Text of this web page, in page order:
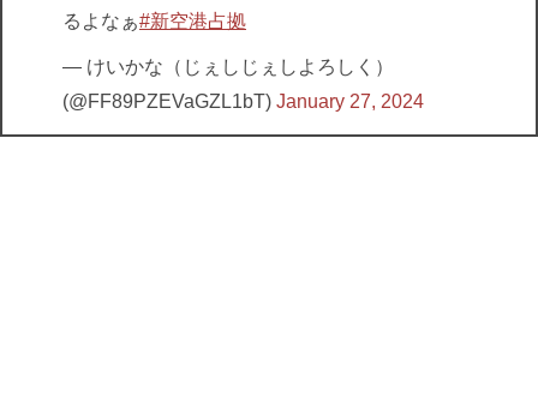
るよなぁ#新空港占拠
— けいかな（じぇしじぇしよろしく）
(@FF89PZEVaGZL1bT) January 27, 2024